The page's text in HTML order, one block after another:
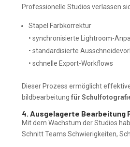
Professionelle Studios verlassen
Stapel Farbkorrektur
• synchronisierte Lightroom-
• standardisierte
• schnelle Export-Workflows
Dieser Prozess ermöglicht
bildbearbeitung für
4. Ausgelagerte Bearbeitung
Mit dem Wachstum der Studios
Schnitt Teams Schwierigkeiten,